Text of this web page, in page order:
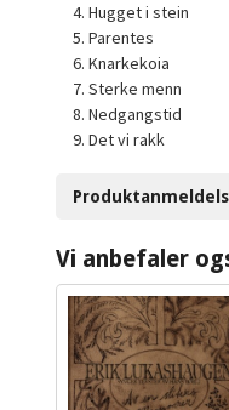
4. Hugget i stein
5. Parentes
6. Knarkekoia
7. Sterke menn
8. Nedgangstid
9. Det vi rakk
Vi anbefaler